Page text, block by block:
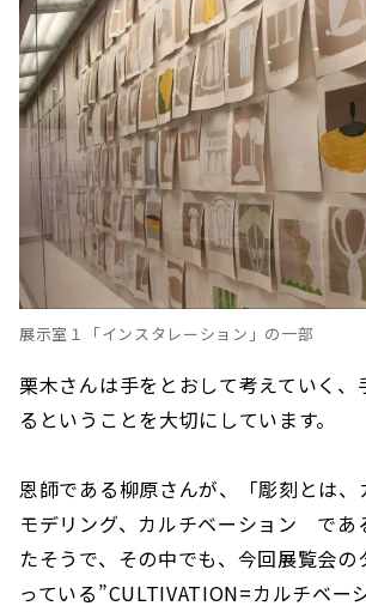
展示室１「インスタレーション」の一部
栗木さんは手をとおして考えていく、
るということを大切にしています。
恩師である柳原さんが、「彫刻とは、
モデリング、カルチベーション であ
たそうで、その中でも、今回展覧会の
っている”CULTIVATION=カルチベー